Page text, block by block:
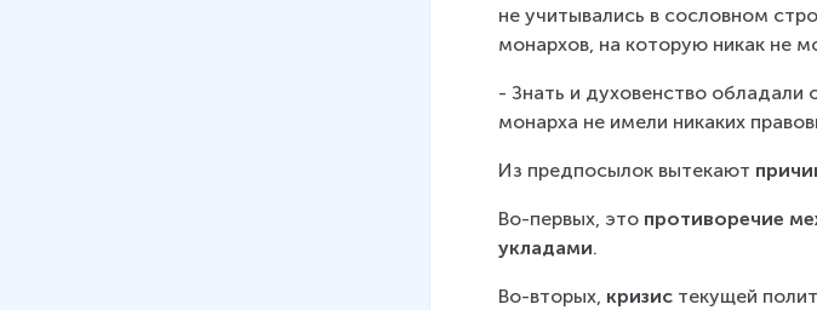
не учитывались в сословном
монархов, на которую никак не
- Знать и духовенство
монарха не имели никаких
Из предпосылок вытекают
Во-первых, это противоречие
укладами.
Во-вторых, кризис текущей